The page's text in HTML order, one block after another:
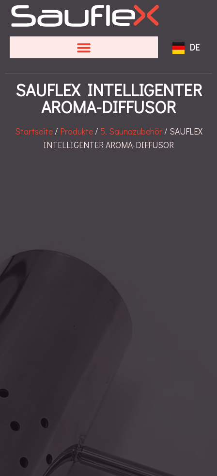
DE
SV
SAUFLEX INTELLIGENTER
AROMA-DIFFUSOR
Startseite/ Produkte/ 5. Saunazubehör/ SAUFLEX
INTELLIGENTER AROMA-DIFFUSOR